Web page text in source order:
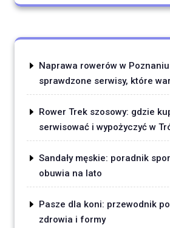
Naprawa rowerów w
sprawdzone serwisy, które
Rower Trek szosowy: gdzie
serwisować i wypożyczyć w
Sandały męskie: poradnik
obuwia na lato
Pasze dla koni: przewodnik
zdrowia i formy